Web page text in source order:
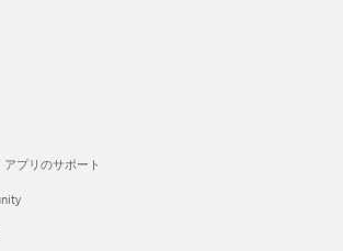
プリのサポート